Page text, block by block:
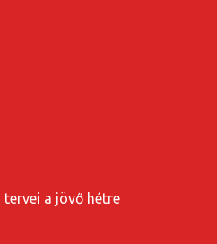
a jövő hétre